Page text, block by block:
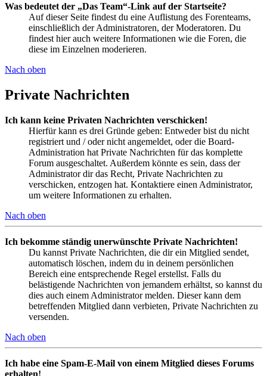
Was bedeutet der „Das Team“-Link auf der Startseite?
Auf dieser Seite findest du eine Auflistung des Forenteams,
einschließlich der Administratoren, der Moderatoren. Du
findest hier auch weitere Informationen wie die Foren, die
diese im Einzelnen moderieren.
Nach oben
Private Nachrichten
Ich kann keine Privaten Nachrichten verschicken!
Hierfür kann es drei Gründe geben: Entweder bist du nicht
registriert und / oder nicht angemeldet, oder die Board-
Administration hat Private Nachrichten für das komplette
Forum ausgeschaltet. Außerdem könnte es sein, dass der
Administrator dir das Recht, Private Nachrichten zu
verschicken, entzogen hat. Kontaktiere einen Administrator,
um weitere Informationen zu erhalten.
Nach oben
Ich bekomme ständig unerwünschte Private Nachrichten!
Du kannst Private Nachrichten, die dir ein Mitglied sendet,
automatisch löschen, indem du in deinem persönlichen
Bereich eine entsprechende Regel erstellst. Falls du
belästigende Nachrichten von jemandem erhältst, so kannst du
dies auch einem Administrator melden. Dieser kann dem
betreffenden Mitglied dann verbieten, Private Nachrichten zu
versenden.
Nach oben
Ich habe eine Spam-E-Mail von einem Mitglied dieses Forums
erhalten!